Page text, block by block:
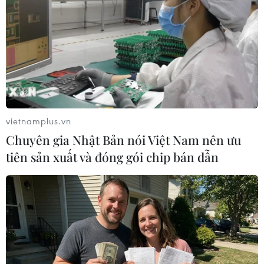
[Kho bạc Nhà nước: Thu ngân sách năm 2019
có thể vượt 5% so với dự toán]
Cần tiếp tục hiện đại hóa công tác quản lý và
các hoạt động của ngành Tài chính, của hệ
thống Kho bạc Nhà nước gắn liền với cải cách
phục vụ để phục vụ tốt nhất cho người dân,
doanh nghiệp, các đơn vị sử dụng ngân sách
Nhà nước.
"Đảng, Nhà nước và nhân dân đã tin tưởng giao
cho hệ thống Kho bạc Nhà nước quản lý một
khối lượng rất lớn tiền và tài sản, các đồng chí
phải có trách nhiệm quản lý cho tốt, cho an toàn
và sử dụng cho hiệu quả nhất. Mỗi đồng tiền mà
vietnamplus.vn
Chuyên gia Nhật Bản nói Việt Nam nên ưu
tiên sản xuất và đóng gói chip bán dẫn